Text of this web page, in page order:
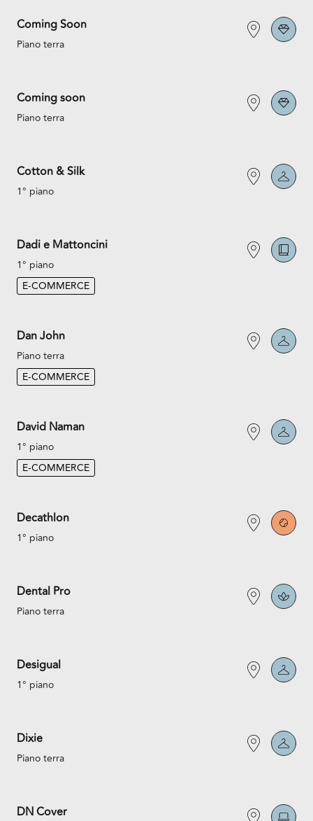
Coming Soon
Piano terra
Coming soon
Piano terra
Cotton & Silk
1° piano
Dadi e Mattoncini
1° piano
E-COMMERCE
Dan John
Piano terra
E-COMMERCE
David Naman
1° piano
E-COMMERCE
Decathlon
1° piano
Dental Pro
Piano terra
Desigual
1° piano
Dixie
Piano terra
DN Cover